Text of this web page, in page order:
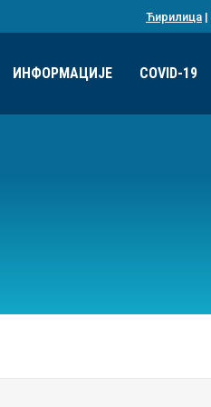
Ћирилица |
ИНФОРМАЦИЈЕ COVID-19